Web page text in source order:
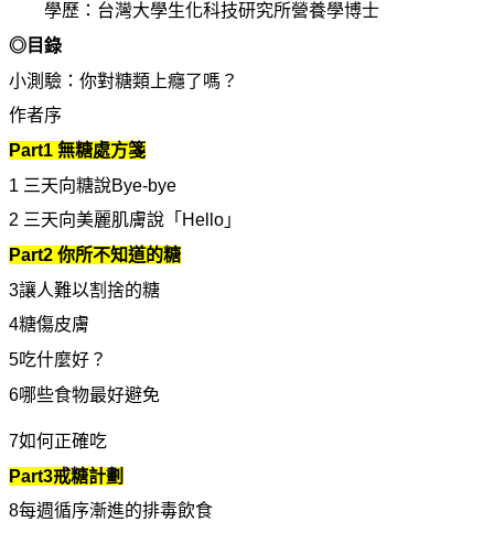
學歷：台灣大學生化科技研究所營養學博士
◎目錄
小測驗： 你對糖類上癮了嗎 ？
作者序
Part1 無糖處方箋
1 三天向糖說Bye-bye
2 三天向美麗肌膚說「Hello」
Part2 你所不知道的糖
3讓人難以割捨的糖
4糖傷皮膚
5吃什麼好？
6哪些食物最好避免
7如何正確吃
Part3戒糖計劃
8每週循序漸進的排毒飲食